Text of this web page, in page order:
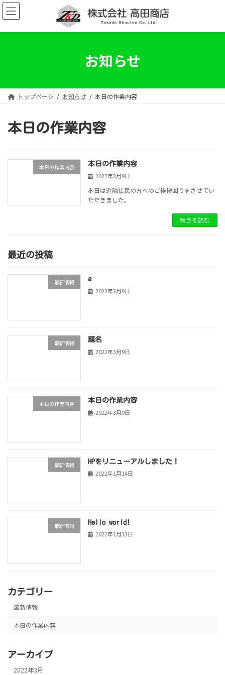
コ
ン
ン
ナ
ビ
ー
お知らせ
トップページ お知らせ 本日の作業内容
本日の作業内容
本日の作業内容 本日の作業内容
2022年3月9日
本日は近隣住民の方へのご挨拶回りをさせてい
ただきました。
続きを読む
最近の投稿
最新情報 a
2022年3月9日
最新情報 題名
2022年3月9日
本日の作業内容 本日の作業内容
2022年3月9日
最新情報 HPをリニューアルしました！
2022年1月14日
最新情報 Hello world!
2022年1月13日
カテゴリー
最新情報
本日の作業内容
アーカイブ
2022年3月